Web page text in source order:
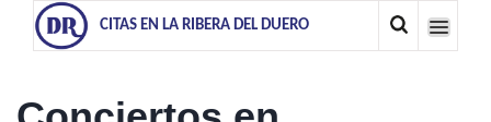
CITAS EN LA RIBERA DEL DUERO